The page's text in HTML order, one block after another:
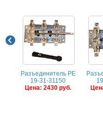
Разъединитель РЕ
19-31-31150
Цена: 2430 руб.